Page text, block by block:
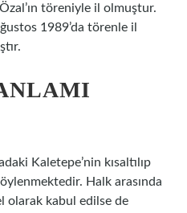
töreniyle il olmuştur.
1989’da törenle il
Kaletepe’nin kısaltılıp
Halk arasında
olarak kabul edilse de